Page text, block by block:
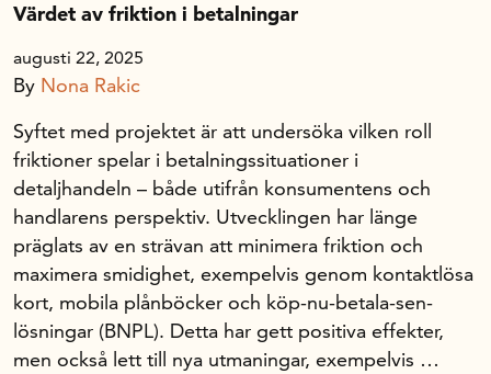
Värdet av friktion i betalningar
augusti 22, 2025
By Nona Rakic
Syftet med projektet är att undersöka vilken roll
friktioner spelar i betalningssituationer i
detaljhandeln – både utifrån konsumentens och
handlarens perspektiv. Utvecklingen har länge
präglats av en strävan att minimera friktion och
maximera smidighet, exempelvis genom kontaktlösa
kort, mobila plånböcker och köp-nu-betala-sen-
lösningar (BNPL). Detta har gett positiva effekter,
men också lett till nya utmaningar, exempelvis …